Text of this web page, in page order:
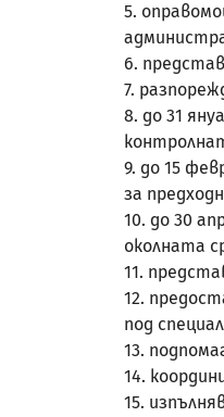
5.
6.
7.
8. до 31
9. до 15
за
10. до 30
околната
11.
12.
под
13.
14.
15.